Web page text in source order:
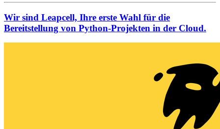
Wir sind Leapcell, Ihre erste Wahl für die
Bereitstellung von Python-Projekten in der Cloud.